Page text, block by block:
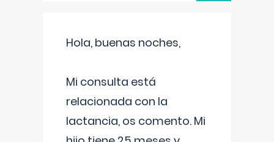
Hola, buenas noches,
Mi consulta está
relacionada con la
lactancia, os comento. Mi